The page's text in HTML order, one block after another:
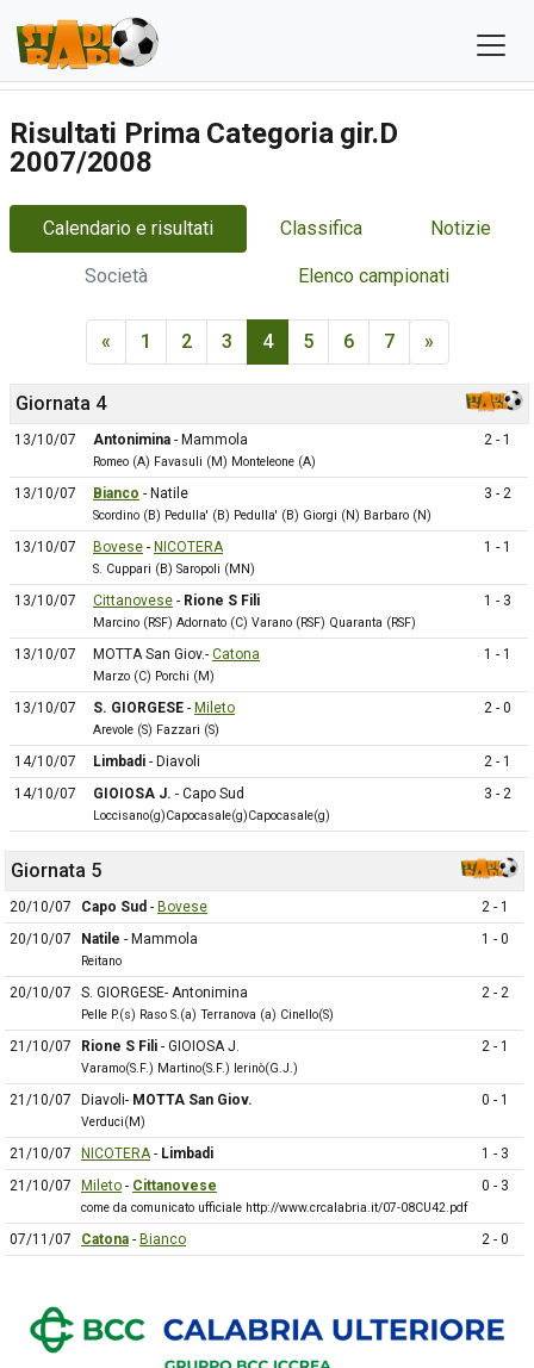
Risultati Prima Categoria gir.D
2007/2008
Calendario e risultati Classifica Notizie
Società Elenco campionati
« 1 2 3 4 5 6 7 »
Giornata 4
13/10/07 Antonimina - Mammola
Romeo (A) Favasuli (M) Monteleone (A)
2 - 1
13/10/07 Bianco - Natile
Scordino (B) Pedulla' (B) Pedulla' (B) Giorgi (N) Barbaro (N)
3 - 2
13/10/07 Bovese - NICOTERA
S. Cuppari (B) Saropoli (MN)
1 - 1
13/10/07 Cittanovese - Rione S Fili
Marcino (RSF) Adornato (C) Varano (RSF) Quaranta (RSF)
1 - 3
13/10/07 MOTTA San Giov.- Catona
Marzo (C) Porchi (M)
1 - 1
13/10/07 S. GIORGESE - Mileto
Arevole (S) Fazzari (S)
2 - 0
14/10/07 Limbadi - Diavoli
2 - 1
14/10/07
GIOIOSA J. - Capo Sud
Loccisano(g)Capocasale(g)Capocasale(g)
3 - 2
Giornata 5
20/10/07 Capo Sud - Bovese
2 - 1
20/10/07
Natile - Mammola
Reitano
1 - 0
20/10/07 S. GIORGESE- Antonimina
Pelle P.(s) Raso S.(a) Terranova (a) Cinello(S)
2 - 2
21/10/07 Rione S Fili - GIOIOSA J.
Varamo(S.F.) Martino(S.F.) Ierinò(G.J.)
2 - 1
21/10/07 Diavoli- MOTTA San Giov.
Verduci(M)
0 - 1
21/10/07 NICOTERA- Limbadi
1 - 3
21/10/07
Mileto - Cittanovese
come da comunicato ufficiale http://www.crcalabria.it/07-08CU42.pdf
0 - 3
07/11/07 Catona - Bianco 2 - 0